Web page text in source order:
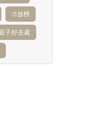
IB放榜
子好去處